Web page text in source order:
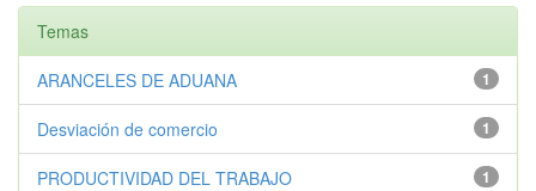
Temas
1
ARANCELES DE ADUANA
1
Desviación de comercio
1
PRODUCTIVIDAD DEL TRABAJO